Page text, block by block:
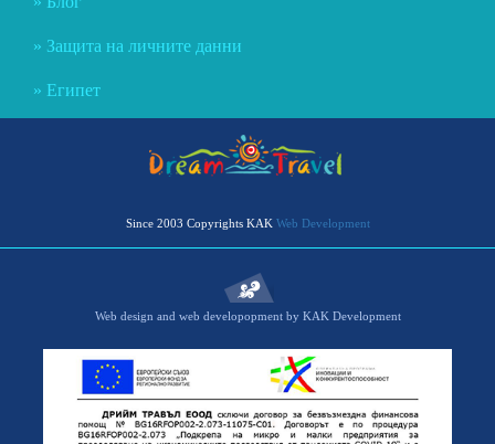
Защита на личните данни
Египет
Since 2003 Copyrights KAK Web Development
Web design and web developopment by KAK Development